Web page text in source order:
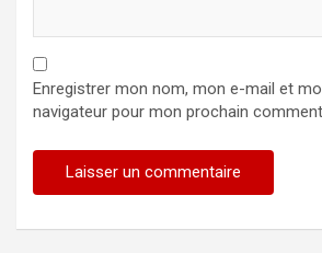
Enregistrer mon nom, mon e-mail et
navigateur pour mon prochain